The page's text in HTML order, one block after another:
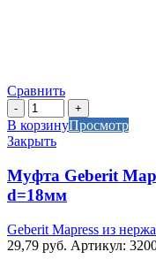
Сравнить
Количество
товара
Муфта
Geberit
Mapress
из
нержавеющей
d=18мм
В корзинуПросмотр
Закрыть
Муфта Geberit
d=18мм
Geberit Mapress из
29,79 руб. Артикул: